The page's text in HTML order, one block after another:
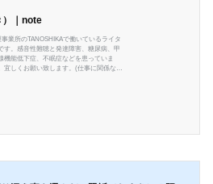
）｜note
事業所のTANOSHIKAで働いているライタ
す。感音性難聴と発達障害、糖尿病、甲
機能低下症、不眠症などを患っていま
宜しくお願い致します。(仕事に関係ない